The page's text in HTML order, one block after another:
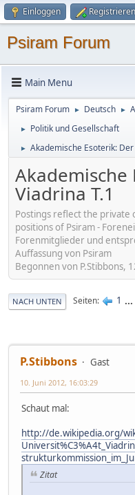
Einloggen Registrieren
Psiram Forum
Main Menu
Psiram Forum ► Deutsch ►
► Politik und Gesellschaft
► Akademische Esoterik: Der
Akademische
Viadrina T.1
Postings reflect the private
positions of Psiram -
Forenmitglieder und
Auffassung von Psiram
Begonnen von P.Stibbons,
NACH UNTEN Seiten 1 ...
P.Stibbons
Gast
10. Juni 2012, 16:03:29
Schaut mal:
http://de.wikipedia.org/
Zitat